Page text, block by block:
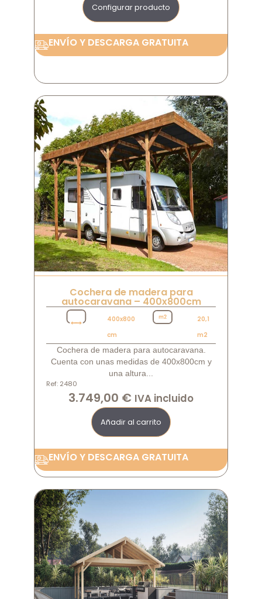
Configurar producto
ENVÍO Y DESCARGA GRATUITA
Cochera de madera para
autocaravana – 400x800cm
400x800
cm
20,1
m2
Cochera de madera para autocaravana.
Cuenta con unas medidas de 400x800cm y
una altura...
Ref: 2480
3.749,00 € IVA incluido
Añadir al carrito
ENVÍO Y DESCARGA GRATUITA